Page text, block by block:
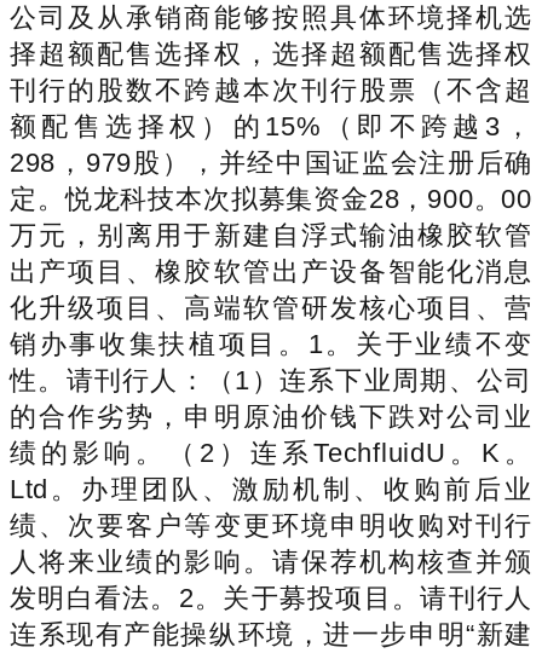
公司及从承销商能够按照具体环境择机选
择超额配售选择权，选择超额配售选择权
刊行的股数不跨越本次刊行股票（不含超
额配售选择权）的15%（即不跨越3，
298，979股），并经中国证监会注册后确
定。悦龙科技本次拟募集资金28，900。00
万元，别离用于新建自浮式输油橡胶软管
出产项目、橡胶软管出产设备智能化消息
化升级项目、高端软管研发核心项目、营
销办事收集扶植项目。1。关于业绩不变
性。请刊行人：（1）连系下业周期、公司
的合作劣势，申明原油价钱下跌对公司业
绩的影响。（2）连系TechfluidU。K。
Ltd。办理团队、激励机制、收购前后业
绩、次要客户等变更环境申明收购对刊行
人将来业绩的影响。请保荐机构核查并颁
发明白看法。2。关于募投项目。请刊行人
连系现有产能操纵环境，进一步申明“新建